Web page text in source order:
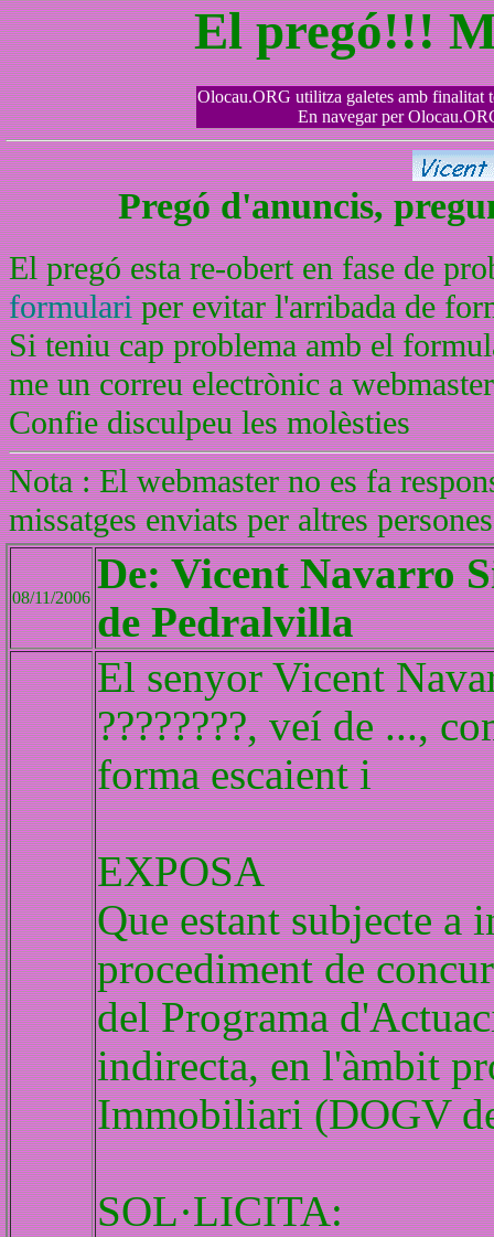
El pregó!!!
Olocau.ORG utilitza galetes amb finalitat
En navegar per
Pregó d'anuncis,
El pregó esta re-obert en fase de
formulariper evitar l'arribada de
Si teniu cap problema amb el
me un correu electrònic a
Confie disculpeu les molèsties
Nota : El webmaster no es fa
missatges enviats per altres
08/11/2006
De: Vicent Navarro
de Pedralvilla
El senyor Vicent
????????, veí de ...,
forma escaient i
EXPOSA
Que estant subjecte
procediment de
del Programa
indirecta, en l'àmbit
Immobiliari (DOGV
SOL·LICITA: